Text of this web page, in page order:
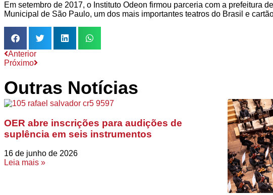
Em setembro de 2017, o Instituto Odeon firmou parceria com a prefeitura
Municipal de São Paulo, um dos mais importantes teatros do Brasil e
Anterior
Próximo
Outras Notícias
OER abre inscrições para audições de
suplência em seis instrumentos
16 de junho de 2026
Leia mais »